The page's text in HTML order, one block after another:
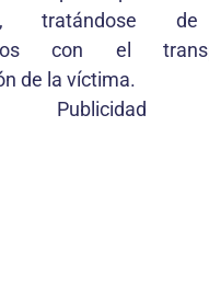
tratándose
con el
de la víctima.
Publicidad